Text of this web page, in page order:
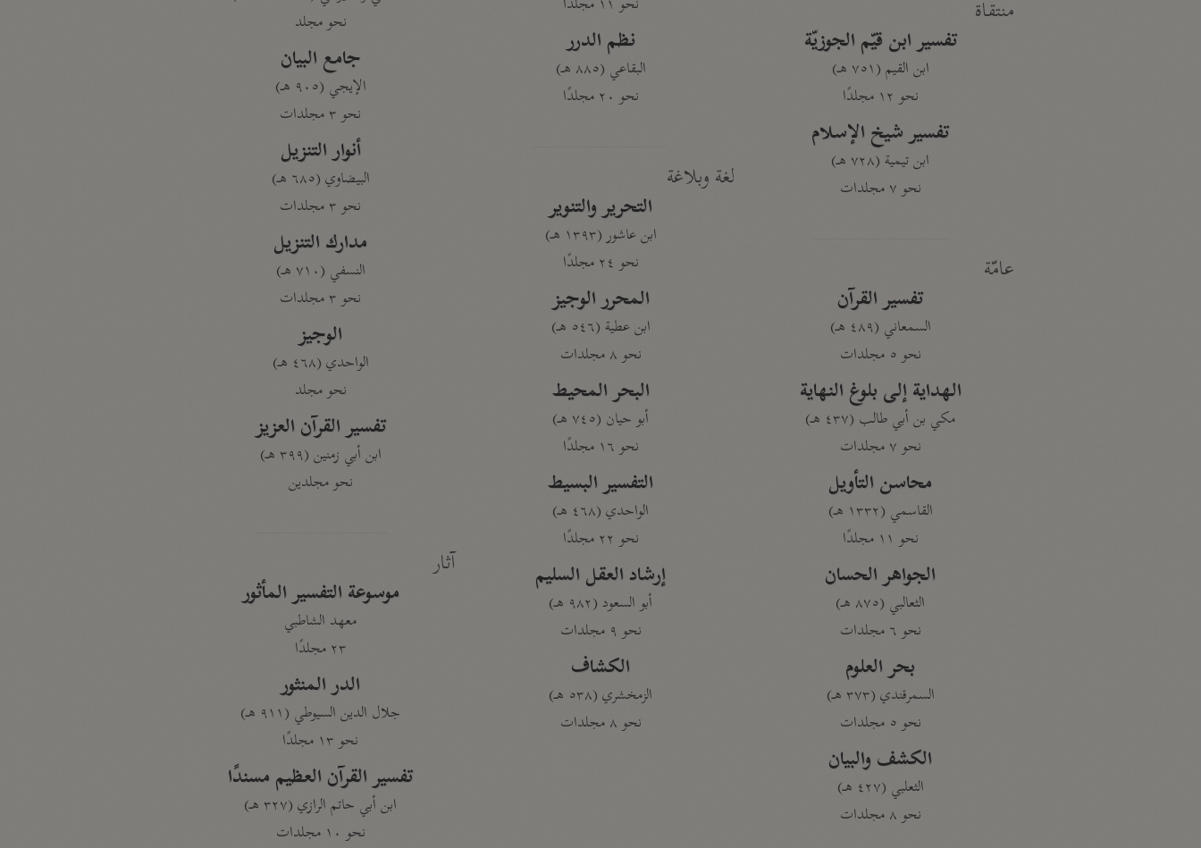
منتقاة
تفسير ابن قيّم الجوزيّة
ابن القيم (٧٥١ هـ)
نحو ١٢ مجلدًا
تفسير شيخ الإسلام
ابن تيمية (٧٢٨ هـ)
نحو ٧ مجلدات
عامّة
تفسير القرآن
السمعاني (٤٨٩ هـ)
نحو ٥ مجلدات
الهداية إلى بلوغ النهاية
مكي بن أبي طالب (٤٣٧ هـ)
نحو ٧ مجلدات
محاسن التأويل
القاسمي (١٣٣٢ هـ)
نحو ١١ مجلدًا
الجواهر الحسان
الثعالبي (٨٧٥ هـ)
نحو ٦ مجلدات
بحر العلوم
السمرقندي (٣٧٣ هـ)
نحو ٥ مجلدات
الكشف والبيان
الثعلبي (٤٢٧ هـ)
نحو ٨ مجلدات
نظم الدرر
البقاعي (٨٨٥ هـ)
نحو ٢٠ مجلدًا
لغة وبلاغة
التحرير والتنوير
ابن عاشور (١٣٩٣ هـ)
نحو ٢٤ مجلدًا
المحرر الوجيز
ابن عطية (٥٤٦ هـ)
نحو ٨ مجلدات
البحر المحيط
أبو حيان (٧٤٥ هـ)
نحو ١٦ مجلدًا
التفسير البسيط
الواحدي (٤٦٨ هـ)
نحو ٢٢ مجلدًا
إرشاد العقل السليم
أبو السعود (٩٨٢ هـ)
نحو ٩ مجلدات
الكشاف
الزمخشري (٥٣٨ هـ)
نحو ٨ مجلدات
نحو مجلد
جامع البيان
الإيجي (٩٠٥ هـ)
نحو ٣ مجلدات
أنوار التنزيل
البيضاوي (٦٨٥ هـ)
نحو ٣ مجلدات
مدارك التنزيل
النسفي (٧١٠ هـ)
نحو ٣ مجلدات
الوجيز
الواحدي (٤٦٨ هـ)
نحو مجلد
تفسير القرآن العزيز
ابن أبي زمنين (٣٩٩ هـ)
نحو مجلدين
آثار
موسوعة التفسير المأثور
معهد الشاطبي
٢٣ مجلدًا
الدر المنثور
جلال الدين السيوطي (٩١١ هـ)
نحو ١٣ مجلدًا
تفسير القرآن العظيم مسندًا
ابن أبي حاتم الرازي (٣٢٧ هـ)
نحو ١٠ مجلدات